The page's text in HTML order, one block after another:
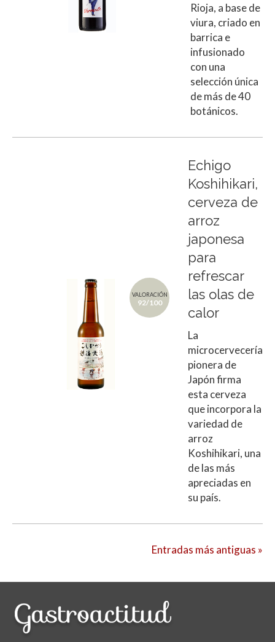
Rioja, a base de
viura, criado en
barrica e
infusionado
con una
selección única
de más de 40
botánicos.
VALORACIÓN
92/100
Echigo
Koshihikari,
cerveza de
arroz
japonesa
para
refrescar
las olas de
calor
La
microcervecería
pionera de
Japón firma
esta cerveza
que incorpora la
variedad de
arroz
Koshihikari, una
de las más
apreciadas en
su país.
Entradas más antiguas »